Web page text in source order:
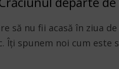
să nu fii acasă în ziua
spunem noi cum este